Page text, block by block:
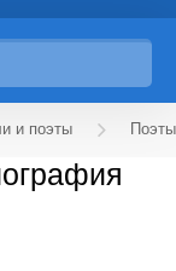
и поэты Поэты